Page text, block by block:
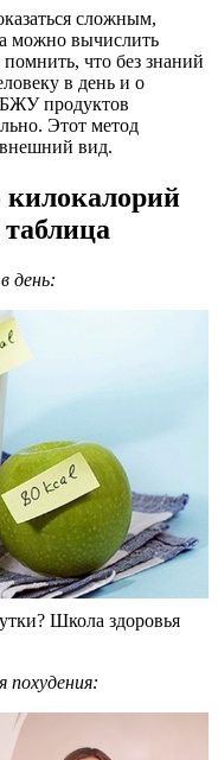
сложным,
можно вычислить
что без знаний
в день и о
продуктов
Этот метод
вид.
килокалорий
день:
Школа здоровья
похудения: